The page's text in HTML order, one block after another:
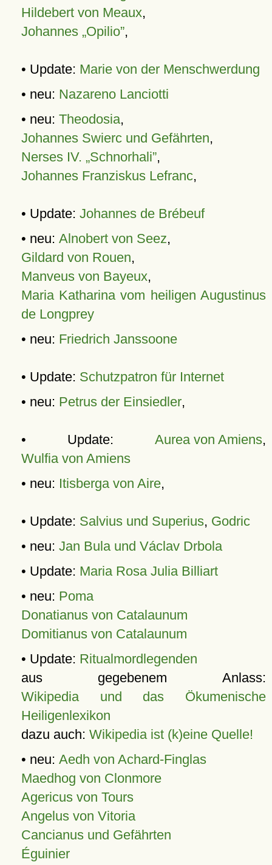
Hildebert von Meaux,
Johannes „Opilio”,
• Update: Marie von der Menschwerdung
• neu: Nazareno Lanciotti
• neu: Theodosia,
Johannes Swierc und Gefährten,
Nerses IV. „Schnorhali”,
Johannes Franziskus Lefranc,
• Update: Johannes de Brébeuf
• neu: Alnobert von Seez,
Gildard von Rouen,
Manveus von Bayeux,
Maria Katharina vom heiligen Augustinus
de Longprey
• neu: Friedrich Janssoone
• Update: Schutzpatron für Internet
• neu: Petrus der Einsiedler,
• Update: Aurea von Amiens,
Wulfia von Amiens
• neu: Itisberga von Aire,
• Update: Salvius und Superius, Godric
• neu: Jan Bula und Václav Drbola
• Update: Maria Rosa Julia Billiart
• neu: Poma
Donatianus von Catalaunum
Domitianus von Catalaunum
• Update: Ritualmordlegenden
aus gegebenem Anlass:
Wikipedia und das Ökumenische
Heiligenlexikon
dazu auch: Wikipedia ist (k)eine Quelle!
• neu: Aedh von Achard-Finglas
Maedhog von Clonmore
Agericus von Tours
Angelus von Vitoria
Cancianus und Gefährten
Éguinier